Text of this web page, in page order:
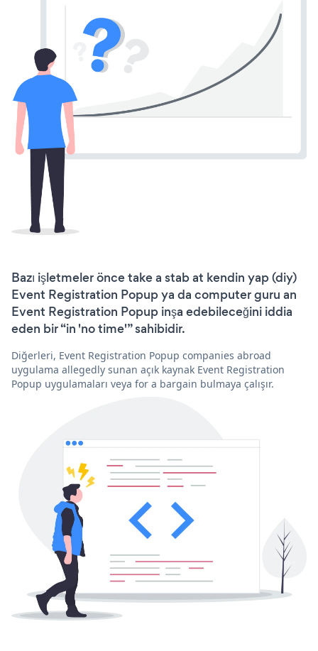
Bazı işletmeler önce take a stab at kendin yap (diy)
Event Registration Popup ya da computer guru an
Event Registration Popup inşa edebileceğini iddia
eden bir “in 'no time'” sahibidir.
Diğerleri, Event Registration Popup companies abroad
uygulama allegedly sunan açık kaynak Event Registration
Popup uygulamaları veya for a bargain bulmaya çalışır.